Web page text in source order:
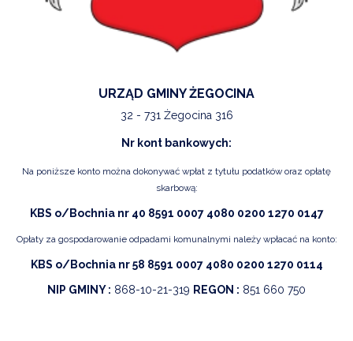
URZĄD GMINY ŻEGOCINA
32 - 731 Żegocina 316
Nr kont bankowych:
Na poniższe konto można dokonywać wpłat z tytułu podatków oraz opłatę
skarbową:
KBS o/Bochnia nr 40 8591 0007 4080 0200 1270 0147
Opłaty za gospodarowanie odpadami komunalnymi należy wpłacać na konto:
KBS o/Bochnia nr 58 8591 0007 4080 0200 1270 0114
NIP GMINY : 868-10-21-319 REGON : 851 660 750